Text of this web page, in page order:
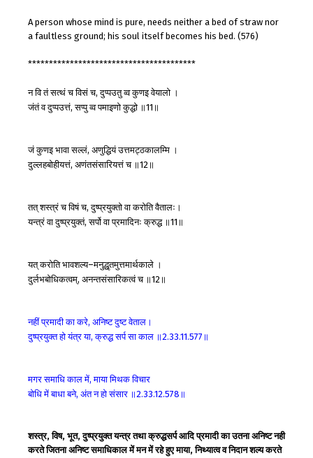
A person whose mind is pure, needs neither a bed of straw nor
a faultless ground; his soul itself becomes his bed. (576)
****************************************
नवितंसत्थंचविसंच,दुप्पउतुव्वकुणइवेयालो ।
जंतंवदुप्पउत्तं,सप्पुव्वपमाइणोकुद्धो ॥11 ॥
जंकुणइभावासल्लं, अणुद्धियंउत्तमट्ठकालम्मि ।
दुल्लहबोहीयत्तं, अणंतसंसारियत्तंच ॥12 ॥
तत्शस्त्रंचविषंच,दुष्प्रयुक्तोवाकरोतिवैतालः।
यन्त्रंवादुष्प्रयुक्तं,सर्पोवाप्रमादिनः क्रुद्ध ॥11 ॥
यत्करोतिभावशल्य–मनुद्धृतमुत्तमार्थकाले ।
दुर्लभबोधिकत्वम्, अनन्तसंसारिकत्वंच ॥12 ॥
नहींप्रमादीकाकरे, अनिष्टदुष्टवेताल।
दुष्प्रयुक्तहोयंत्रया,क्रुद्धसर्पसाकाल ॥2.33.11.577 ॥
मगरसमाधिकालमें,मायामिथकविचार
बोधिमेंबाधाबने, अंतनहोसंसार ॥2.33.12.578 ॥
शस्त्र, विष, भूत, दुष्प्रयुक्त यन्त्र तथा क्रुद्धसर्प आदि प्रमादी का उतना अनिष्ट नही
करते जितना अनिष्ट समाधिकाल में मन में रहे हुए माया, निथ्यात्व व निदान शल्य करते